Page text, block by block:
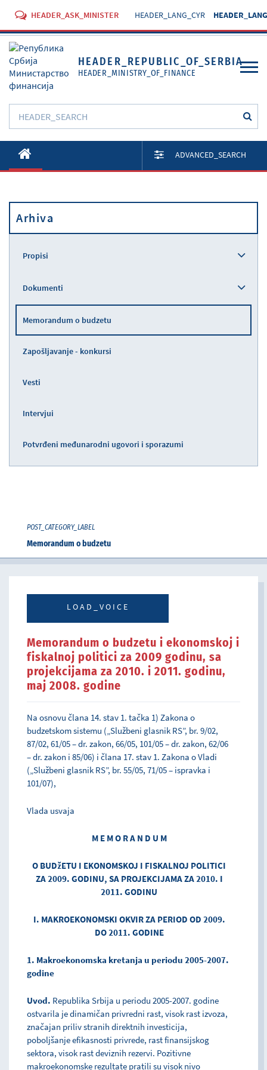
HEADER_ASK_MINISTER HEADER_LANG_CYR
HEADER_REPUBLIC_OF_SERBIA
HEADER_MINISTRY_OF_FINANCE
O Ministarstvu
Aktivnosti
Propisi
ADVANCED_SEARCH
Arhiva
Propisi
Dokumenti
Memorandum o budzetu
Zapošljavanje - konkursi
Vesti
Intervjui
Potvrđeni međunarodni ugovori i sporazumi
POST_CATEGORY_LABEL
Memorandum o budzetu
LOAD_VOICE
Memorandum o budzetu i ekonomskoj i
fiskalnoj politici za 2009 godinu, sa
projekcijama za 2010. i 2011. godinu,
maj 2008. godine
Na osnovu člana 14. stav 1. tačka 1) Zakona o
budzetskom sistemu („Službeni glasnik RS”, br. 9/02,
87/02, 61/05 – dr. zakon, 66/05, 101/05 – dr. zakon, 62/06
– dr. zakon i 85/06) i člana 17. stav 1. Zakona o Vladi
(„Službeni glasnik RS”, br. 55/05, 71/05 – ispravka i
101/07),
Vlada usvaja
M E M O R A N D U M
O BUDžETU I EKONOMSKOJ I FISKALNOJ POLITICI
ZA 2009. GODINU, SA PROJEKCIJAMA ZA 2010. I
2011. GODINU
I. MAKROEKONOMSKI OKVIR ZA PERIOD OD 2009.
DO 2011. GODINE
1. Makroekonomska kretanja u periodu 2005-2007.
godine
Uvod. Republika Srbija u periodu 2005-2007. godine
ostvarila je dinamičan privredni rast, visok rast izvoza,
značajan priliv stranih direktnih investicija,
poboljšanje efikasnosti privrede, rast finansijskog
sektora, visok rast deviznih rezervi. Pozitivne
makroekonomske rezultate pratili su visok nivo